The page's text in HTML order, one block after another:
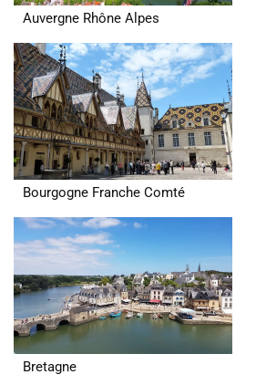
Auvergne Rhône Alpes
Bourgogne Franche Comté
Bretagne